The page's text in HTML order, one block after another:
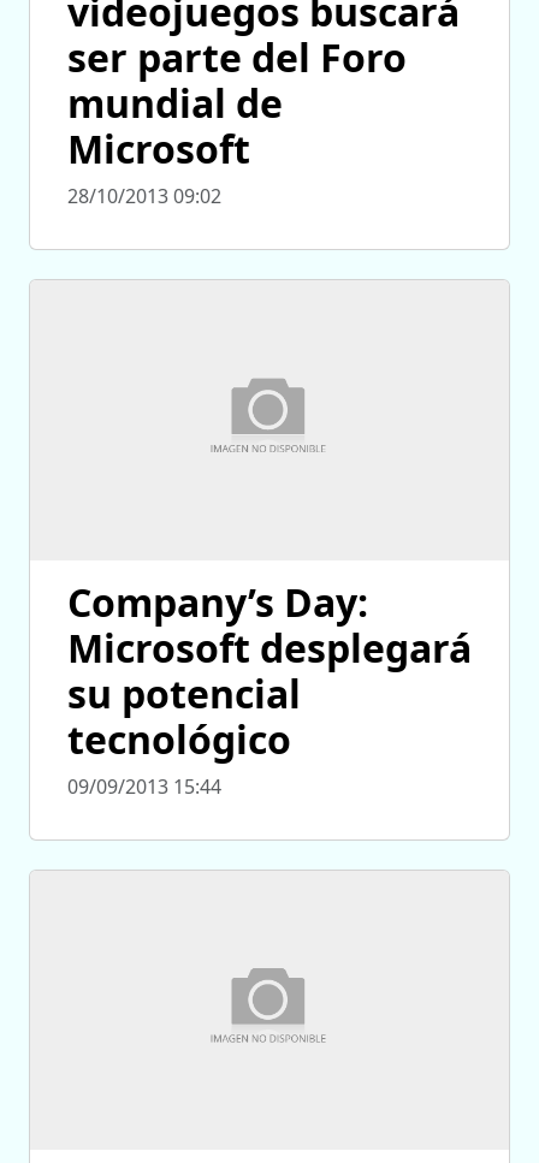
videojuegos buscará
ser parte del Foro
mundial de
Microsoft
28/10/2013 09:02
Company’s Day:
Microsoft desplegará
su potencial
tecnológico
09/09/2013 15:44